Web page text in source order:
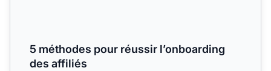
5 méthodes pour réussir l’onboarding
des affiliés